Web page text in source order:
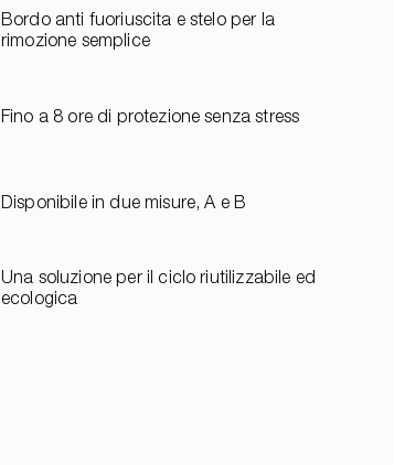
Bordo anti fuoriuscita e stelo per la
rimozione semplice
Fino a 8 ore di protezione senza stress
Disponibile in due misure, A e B
Una soluzione per il ciclo riutilizzabile ed
ecologica